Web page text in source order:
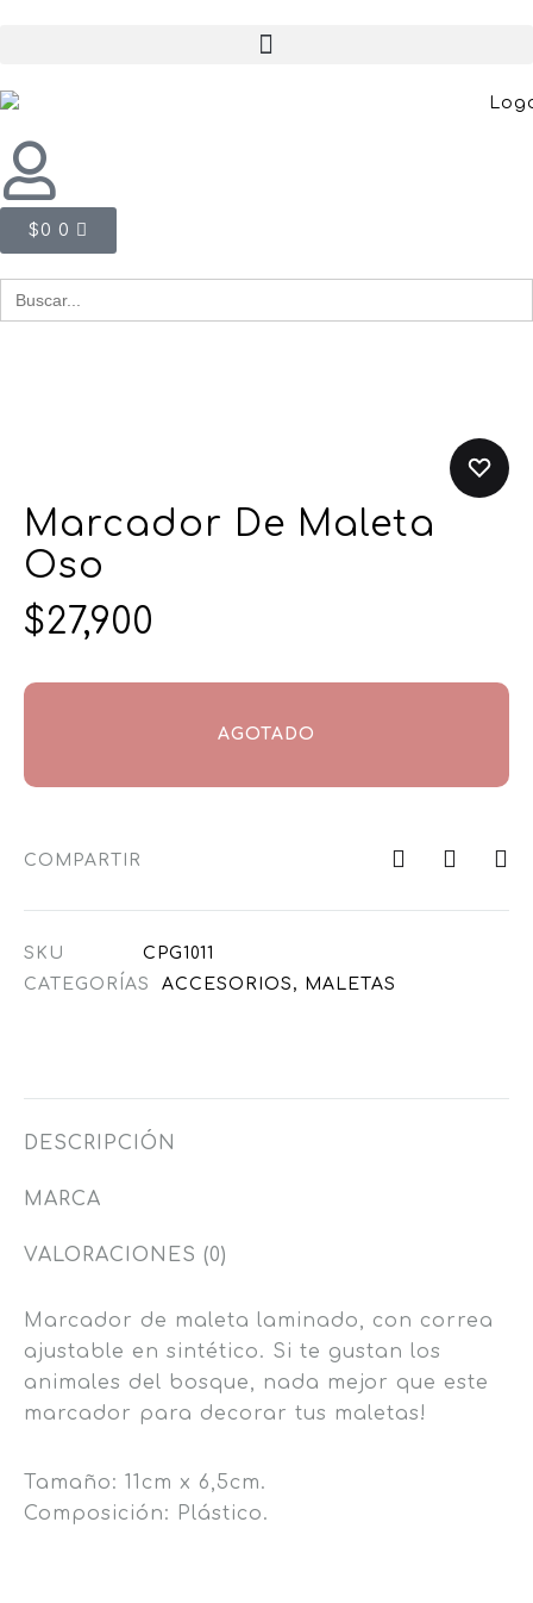
$0 0
Buscar
for:
Marcador De Maleta
Oso
$27,900
AGOTADO
COMPARTIR
SKU
CPG1011
CATEGORÍAS
ACCESORIOS , MALETAS
DESCRIPCIÓN
MARCA
VALORACIONES (0)
Marcador de maleta laminado, con correa
ajustable en sintético. Si te gustan los
animales del bosque, nada mejor que este
marcador para decorar tus maletas!
Tamaño: 11cm x 6,5cm.
Composición: Plástico.